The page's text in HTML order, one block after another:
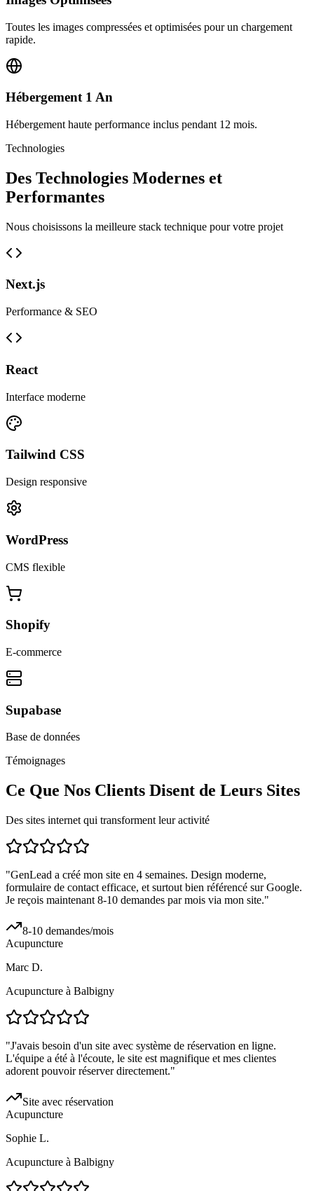
Toutes les images compressées et optimisées pour un chargement
rapide.
Hébergement 1 An
Hébergement haute performance inclus pendant 12 mois.
Technologies
Des Technologies Modernes et
Performantes
Nous choisissons la meilleure stack technique pour votre projet
Next.js
Performance & SEO
React
Interface moderne
Tailwind CSS
Design responsive
WordPress
CMS flexible
Shopify
E-commerce
Supabase
Base de données
Témoignages
Ce Que Nos Clients Disent de Leurs Sites
Des sites internet qui transforment leur activité
"GenLead a créé mon site en 4 semaines. Design moderne,
formulaire de contact efficace, et surtout bien référencé sur Google.
Je reçois maintenant 8-10 demandes par mois via mon site."
8-10 demandes/mois
Acupuncture
Marc D.
Acupuncture à Balbigny
"J'avais besoin d'un site avec système de réservation en ligne.
L'équipe a été à l'écoute, le site est magnifique et mes clientes
adorent pouvoir réserver directement."
Site avec réservation
Acupuncture
Sophie L.
Acupuncture à Balbigny